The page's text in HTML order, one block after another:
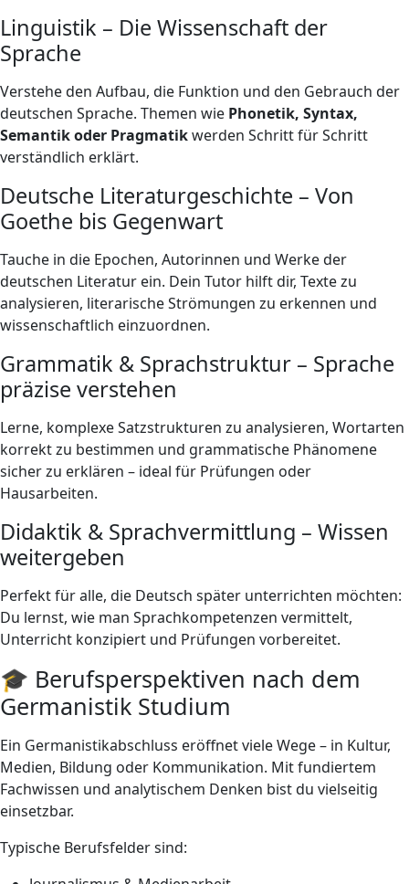
Linguistik – Die Wissenschaft der
Sprache
Verstehe den Aufbau, die Funktion und den Gebrauch der
deutschen Sprache. Themen wie Phonetik, Syntax,
Semantik oder Pragmatikwerden Schritt für Schritt
verständlich erklärt.
Deutsche Literaturgeschichte – Von
Goethe bis Gegenwart
Tauche in die Epochen, Autorinnen und Werke der
deutschen Literatur ein. Dein Tutor hilft dir, Texte zu
analysieren, literarische Strömungen zu erkennen und
wissenschaftlich einzuordnen.
Grammatik & Sprachstruktur – Sprache
präzise verstehen
Lerne, komplexe Satzstrukturen zu analysieren, Wortarten
korrekt zu bestimmen und grammatische Phänomene
sicher zu erklären – ideal für Prüfungen oder
Hausarbeiten.
Didaktik & Sprachvermittlung – Wissen
weitergeben
Perfekt für alle, die Deutsch später unterrichten möchten:
Du lernst, wie man Sprachkompetenzen vermittelt,
Unterricht konzipiert und Prüfungen vorbereitet.
🎓 Berufsperspektiven nach dem
Germanistik Studium
Ein Germanistikabschluss eröffnet viele Wege – in Kultur,
Medien, Bildung oder Kommunikation. Mit fundiertem
Fachwissen und analytischem Denken bist du vielseitig
einsetzbar.
Typische Berufsfelder sind: